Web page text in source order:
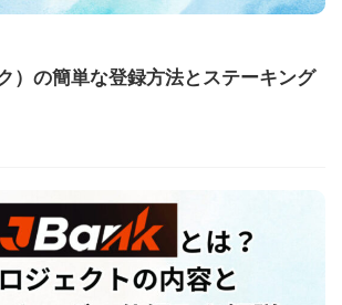
）の簡単な登録方法とステーキング